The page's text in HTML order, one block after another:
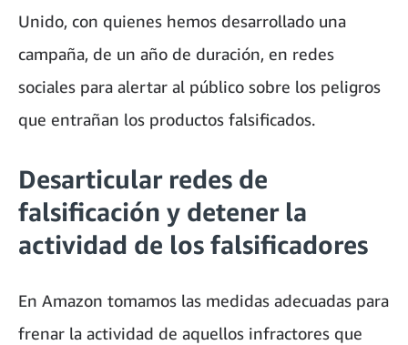
Unido, con quienes hemos desarrollado una
campaña, de un año de duración, en redes
sociales para alertar al público sobre los peligros
que entrañan los productos falsificados.
Desarticular redes de
falsificación y detener la
actividad de los falsificadores
En Amazon tomamos las medidas adecuadas para
frenar la actividad de aquellos infractores que